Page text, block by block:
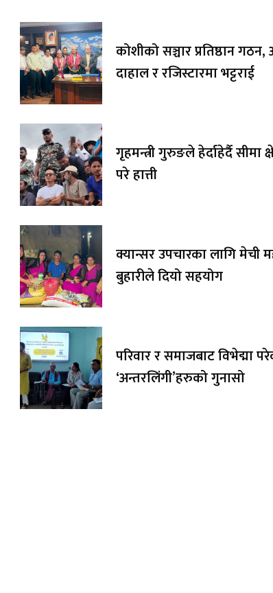
कोशीको सञ्चार प्रतिष्ठान गठन,
दाहाल र रजिस्टारमा भट्टराई
गृहमन्त्री गुरुङले हेर्दाहेर्दै सीमा
परे हात्ती
क्यान्सर उपचारका लागि मेची
बुहारीले दियो सहयोग
परिवार र समाजबाट विभेद्मा
‘अन्तरलिंगी’हरुको गुनासो